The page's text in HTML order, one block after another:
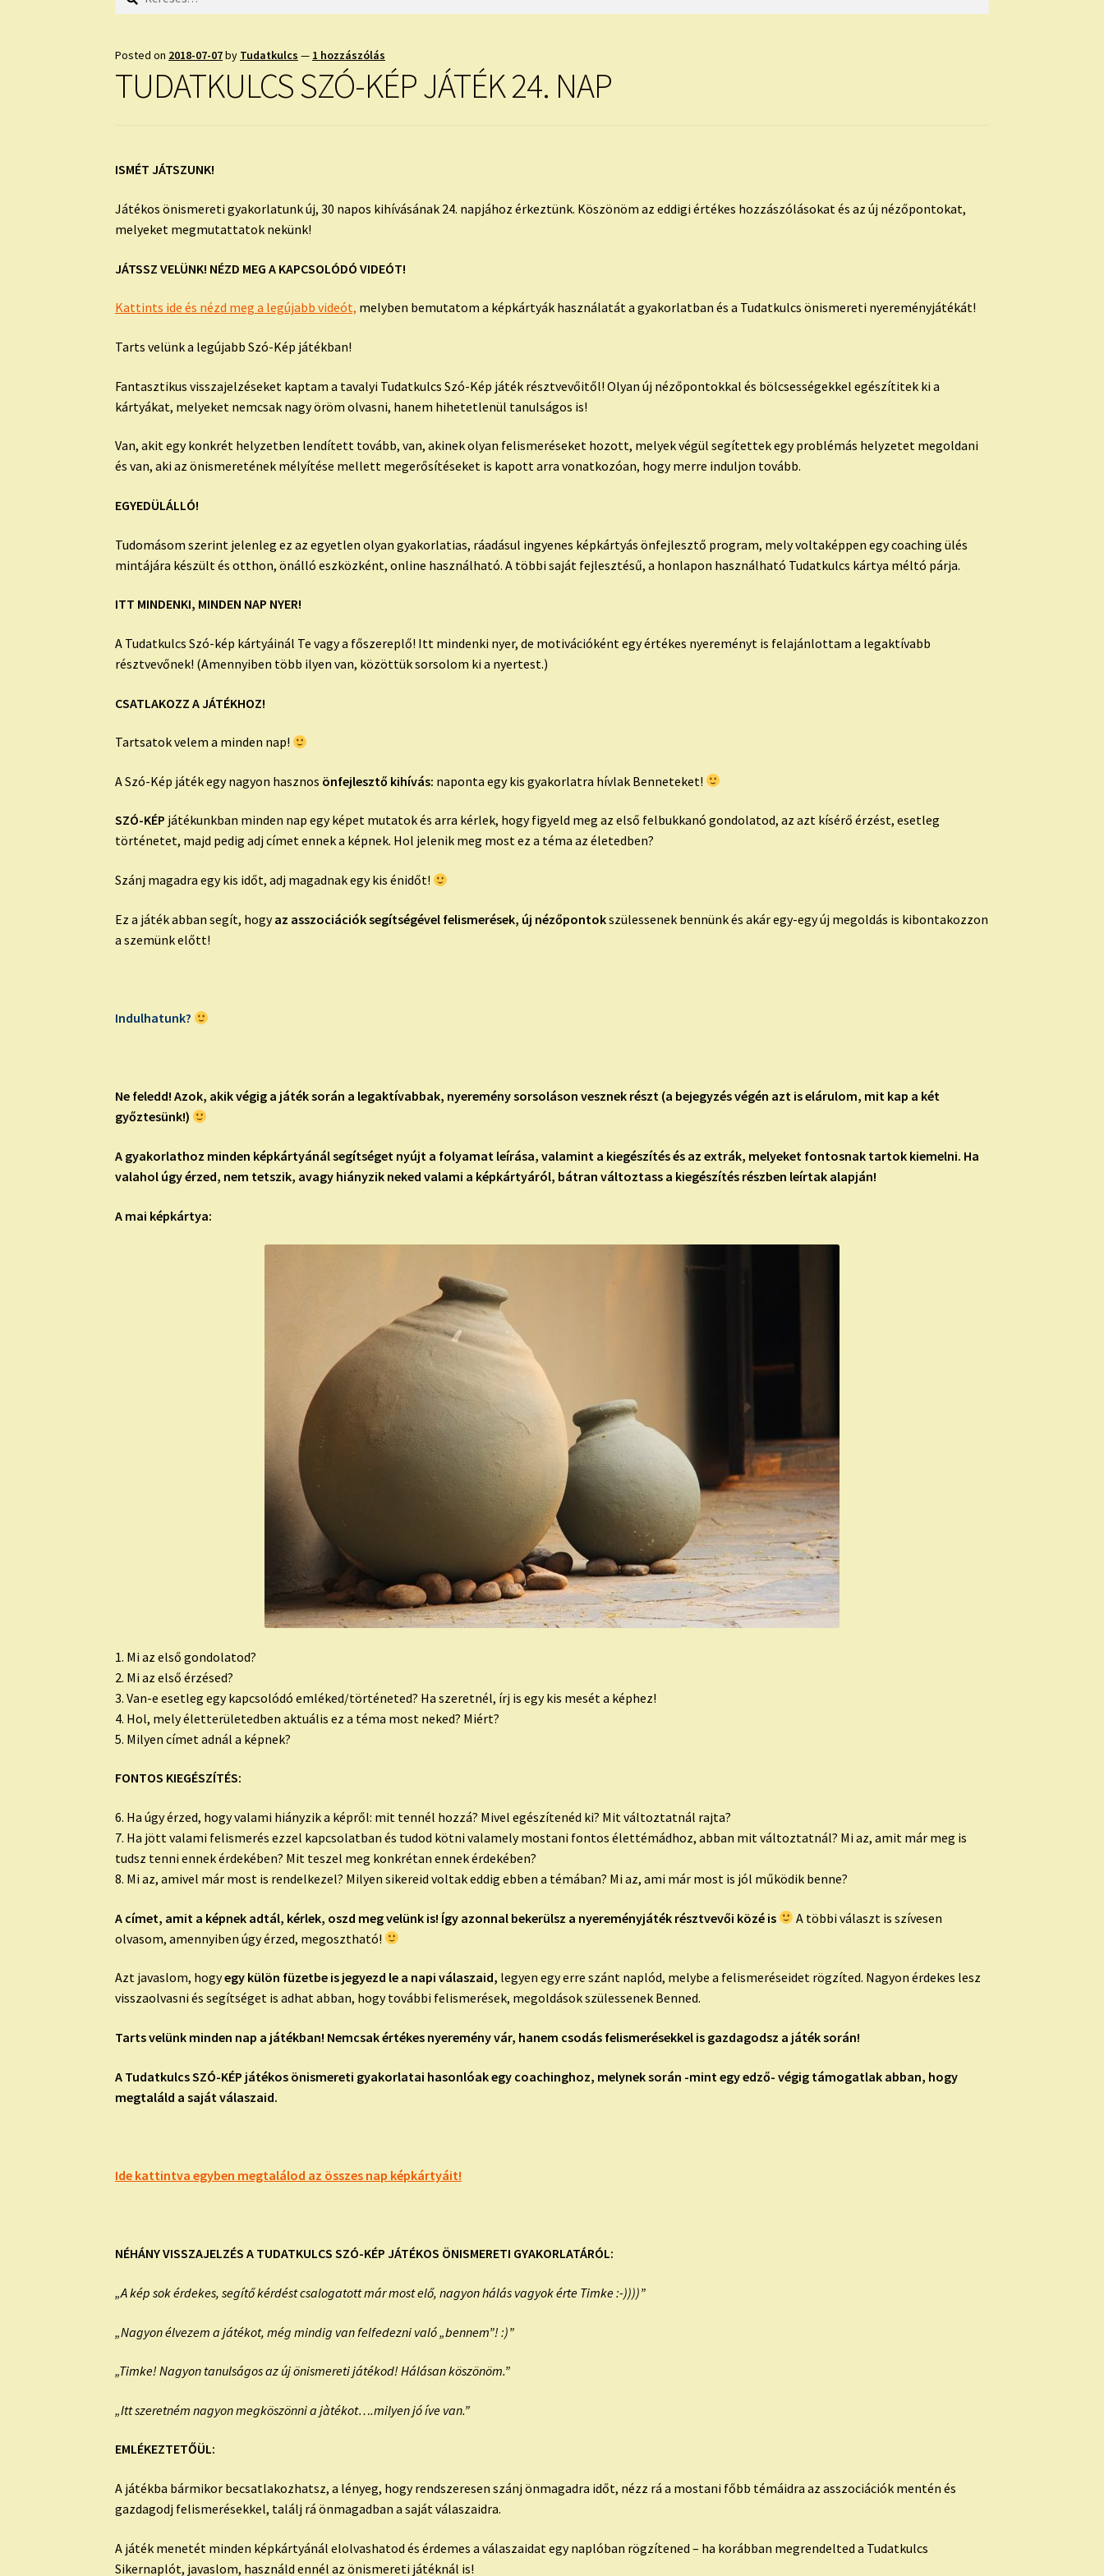
Posted on 2018-07-07by Tudatkulcs — 1 hozzászólás
TUDATKULCS SZÓ-KÉP JÁTÉK 24. NAP
ISMÉT JÁTSZUNK!
Játékos önismereti gyakorlatunk új, 30 napos kihívásának 24. napjához érkeztünk. Köszönöm az eddigi értékes hozzászólásokat és az új nézőpontokat,
melyeket megmutattatok nekünk!
JÁTSSZ VELÜNK! NÉZD MEG A KAPCSOLÓDÓ VIDEÓT!
Kattints ide és nézd meg a legújabb videót, melyben bemutatom a képkártyák használatát a gyakorlatban és a Tudatkulcs önismereti nyereményjátékát!
Tarts velünk a legújabb Szó-Kép játékban!
Fantasztikus visszajelzéseket kaptam a tavalyi Tudatkulcs Szó-Kép játék résztvevőitől! Olyan új nézőpontokkal és bölcsességekkel egészítitek ki a
kártyákat, melyeket nemcsak nagy öröm olvasni, hanem hihetetlenül tanulságos is!
Van, akit egy konkrét helyzetben lendített tovább, van, akinek olyan felismeréseket hozott, melyek végül segítettek egy problémás helyzetet megoldani
és van, aki az önismeretének mélyítése mellett megerősítéseket is kapott arra vonatkozóan, hogy merre induljon tovább.
EGYEDÜLÁLLÓ!
Tudomásom szerint jelenleg ez az egyetlen olyan gyakorlatias, ráadásul ingyenes képkártyás önfejlesztő program, mely voltaképpen egy coaching ülés
mintájára készült és otthon, önálló eszközként, online használható. A többi saját fejlesztésű, a honlapon használható Tudatkulcs kártya méltó párja.
ITT MINDENKI, MINDEN NAP NYER!
A Tudatkulcs Szó-kép kártyáinál Te vagy a főszereplő! Itt mindenki nyer, de motivációként egy értékes nyereményt is felajánlottam a legaktívabb
résztvevőnek! (Amennyiben több ilyen van, közöttük sorsolom ki a nyertest.)
CSATLAKOZZ A JÁTÉKHOZ!
Tartsatok velem a minden nap!
A Szó-Kép játék egy nagyon hasznos önfejlesztő kihívás: naponta egy kis gyakorlatra hívlak Benneteket!
SZÓ-KÉP játékunkban minden nap egy képet mutatok és arra kérlek, hogy figyeld meg az első felbukkanó gondolatod, az azt kísérő érzést, esetleg
történetet, majd pedig adj címet ennek a képnek. Hol jelenik meg most ez a téma az életedben?
Szánj magadra egy kis időt, adj magadnak egy kis énidőt!
Ez a játék abban segít, hogyaz asszociációk segítségével felismerések, új nézőpontokszülessenek bennünk és akár egy-egy új megoldás is kibontakozzon
a szemünk előtt!
Indulhatunk?
Ne feledd! Azok, akik végig a játék során a legaktívabbak, nyeremény sorsoláson vesznek részt (a bejegyzés végén azt is elárulom, mit kap a két
győztesünk!)
A gyakorlathoz minden képkártyánál segítséget nyújt a folyamat leírása, valamint a kiegészítés és az extrák, melyeket fontosnak tartok kiemelni. Ha
valahol úgy érzed, nem tetszik, avagy hiányzik neked valami a képkártyáról, bátran változtass a kiegészítés részben leírtak alapján!
A mai képkártya:
1. Mi az első gondolatod?
2. Mi az első érzésed?
3. Van-e esetleg egy kapcsolódó emléked/történeted? Ha szeretnél, írj is egy kis mesét a képhez!
4. Hol, mely életterületedben aktuális ez a téma most neked? Miért?
5. Milyen címet adnál a képnek?
FONTOS KIEGÉSZÍTÉS:
6. Ha úgy érzed, hogy valami hiányzik a képről: mit tennél hozzá? Mivel egészítenéd ki? Mit változtatnál rajta?
7. Ha jött valami felismerés ezzel kapcsolatban és tudod kötni valamely mostani fontos élettémádhoz, abban mit változtatnál? Mi az, amit már meg is
tudsz tenni ennek érdekében? Mit teszel meg konkrétan ennek érdekében?
8. Mi az, amivel már most is rendelkezel? Milyen sikereid voltak eddig ebben a témában? Mi az, ami már most is jól működik benne?
A címet, amit a képnek adtál, kérlek, oszd meg velünk is! Így azonnal bekerülsz a nyereményjáték résztvevői közé is
A többi választ is szívesen
olvasom, amennyiben úgy érzed, megosztható!
Azt javaslom, hogyegy külön füzetbe is jegyezd le a napi válaszaid, legyen egy erre szánt naplód, melybe a felismeréseidet rögzíted. Nagyon érdekes lesz
visszaolvasni és segítséget is adhat abban, hogy további felismerések, megoldások szülessenek Benned.
Tarts velünk minden nap a játékban! Nemcsak értékes nyeremény vár, hanem csodás felismerésekkel is gazdagodsz a játék során!
A Tudatkulcs SZÓ-KÉP játékos önismereti gyakorlatai hasonlóak egy coachinghoz, melynek során -mint egy edző- végig támogatlak abban, hogy
megtaláld a saját válaszaid.
Ide kattintva egyben megtalálod az összes nap képkártyáit!
NÉHÁNY VISSZAJELZÉS A TUDATKULCS SZÓ-KÉP JÁTÉKOS ÖNISMERETI GYAKORLATÁRÓL:
„A kép sok érdekes, segítő kérdést csalogatott már most elő, nagyon hálás vagyok érte Timke :-))))”
„Nagyon élvezem a játékot, még mindig van felfedezni való „bennem”! :)”
„Timke! Nagyon tanulságos az új önismereti játékod! Hálásan köszönöm.”
„Itt szeretném nagyon megköszönni a jàtékot….milyen jó íve van.”
EMLÉKEZTETŐÜL:
A játékba bármikor becsatlakozhatsz, a lényeg, hogy rendszeresen szánj önmagadra időt, nézz rá a mostani főbb témáidra az asszociációk mentén és
gazdagodj felismerésekkel, találj rá önmagadban a saját válaszaidra.
A játék menetét minden képkártyánál elolvashatod és érdemes a válaszaidat egy naplóban rögzítened – ha korábban megrendelted a Tudatkulcs
Sikernaplót, javaslom, használd ennél az önismereti játéknál is!